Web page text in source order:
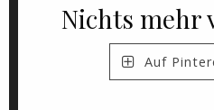
Nichts mehr
Auf